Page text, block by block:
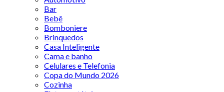
Bar
Bebê
Bomboniere
Brinquedos
Casa Inteligente
Cama e banho
Celulares e Telefonia
Copa do Mundo 2026
Cozinha